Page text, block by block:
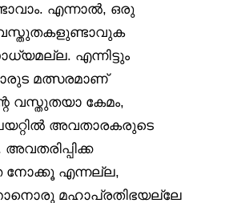
എന്നാൽ, ഒരു
എന്നിട്ടും
മത്സരമാണ്
വസ്തുതയാ കേമം,
അവതാരകരുടെ
അവതരിപ്പിക്ക
നോക്കൂ എന്നല്ല,
മഹാപ്രതിഭയല്ലേ